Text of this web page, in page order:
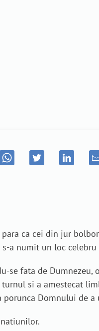
ca cei din jur
s-a numit un loc
se fata de
si a amestecat
Domnului de a